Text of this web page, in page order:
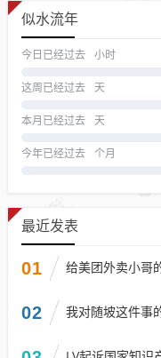
似水流年
今日已经过去 小时
这周已经过去 天
本月已经过去 天
今年已经过去 个月
最近发表
01 给美团外卖小哥
02 我对随坡这件事